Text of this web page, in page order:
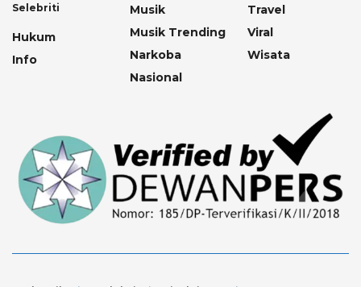
Selebriti
Hukum
Info
Musik
Musik Trending
Narkoba
Nasional
Travel
Viral
Wisata